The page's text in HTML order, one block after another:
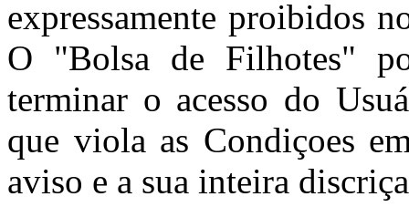
expressamente proibidos
O "Bolsa de Filhotes"
terminar o acesso do
que viola as Condiçoes
aviso e a sua inteira